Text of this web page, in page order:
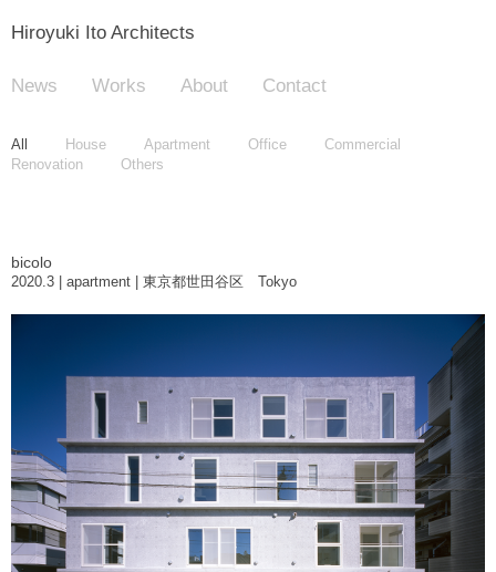
Hiroyuki Ito Architects
News Works About Contact
All House Apartment Office
Commercial
Renovation
Others
bicolo
2020.3 | apartment | 東京都世田谷区 Tokyo